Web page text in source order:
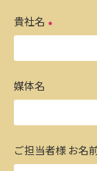
貴社名
媒体名
ご担当者様 お名